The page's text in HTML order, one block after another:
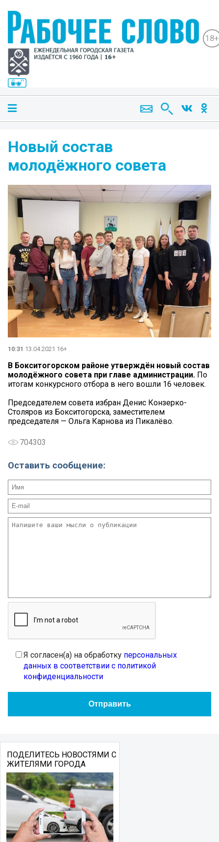
18+
Новый состав
молодёжного совета
10:31 13.04.2021 16+
В Бокситогорском районе утверждён новый состав
молодёжного совета при главе администрации. По
итогам конкурсного отбора в него вошли 16 человек.
Председателем совета избран Денис Конзерко-
Столяров из Бокситогорска, заместителем
председателя — Ольга Карнова из Пикалёво.
704303
Оставить сообщение:
Я согласен(а) на обработку персональных
данных в соответствии с политикой
конфиденциальности
ПОДЕЛИТЕСЬ НОВОСТЯМИ С
ЖИТЕЛЯМИ ГОРОДА